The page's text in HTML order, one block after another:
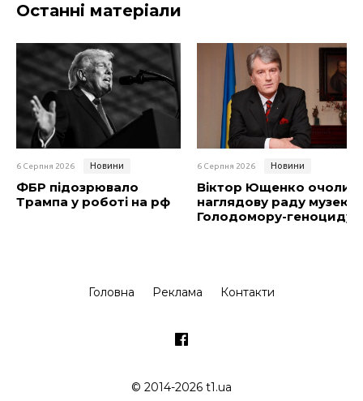
Останні матеріали
6 Серпня 2026 Новини
ФБР підозрювало
Трампа у роботі на рф
6 Серпня 2026 Новини
Віктор Ющенко очолив
наглядову раду музею
Голодомору-геноциду
Головна Реклама Контакти
© 2014-2026 t1.ua